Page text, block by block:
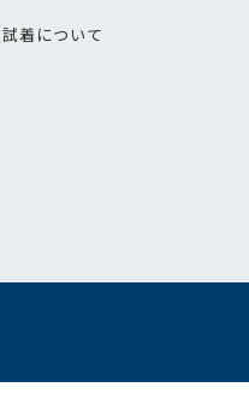
試着について